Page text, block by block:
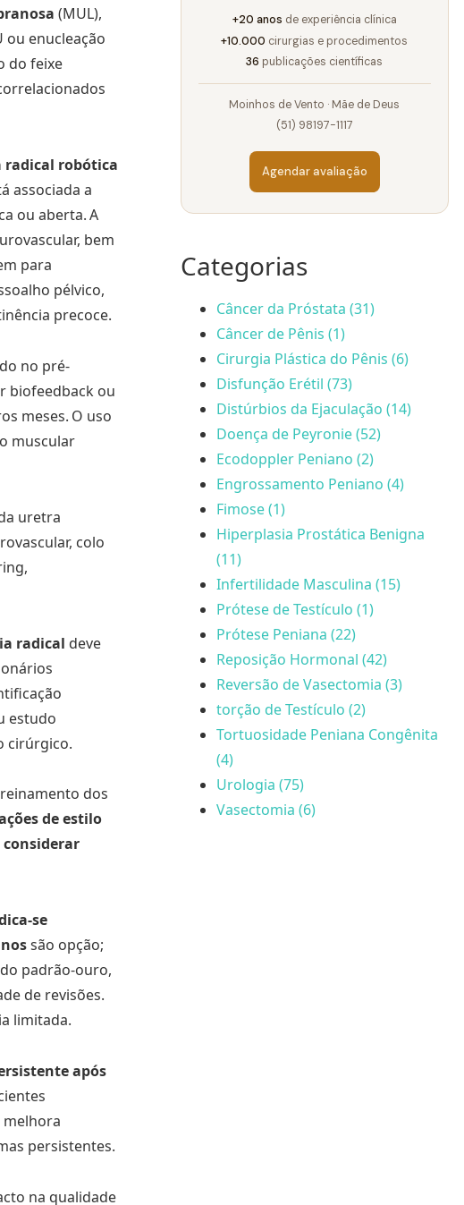
(MUL),
ou enucleação
do feixe
robótica
associada a
ou aberta.A
bem
para
pélvico,
precoce.
no pré-
biofeedback ou
meses. O uso
muscular
uretra
colo
radical deve
estudo
cirúrgico.
dos
de estilo
considerar
se
são opção;
padrão-ouro,
de revisões.
limitada.
após
melhora
persistentes.
na qualidade
+20 anos de experiência clínica
+10.000 cirurgias e procedimentos
36 publicações científicas
Moinhos de Vento · Mãe de Deus
(51) 98197-1117
Agendar avaliação
Categorias
Câncer da Próstata (31)
Câncer de Pênis (1)
Cirurgia Plástica do Pênis (6)
Disfunção Erétil (73)
Distúrbios da Ejaculação (14)
Doença de Peyronie (52)
Ecodoppler Peniano (2)
Engrossamento Peniano (4)
Fimose (1)
Hiperplasia Prostática Benigna
(11)
Infertilidade Masculina (15)
Prótese de Testículo (1)
Prótese Peniana (22)
Reposição Hormonal (42)
Reversão de Vasectomia (3)
torção de Testículo (2)
Tortuosidade Peniana Congênita
(4)
Urologia (75)
Vasectomia (6)